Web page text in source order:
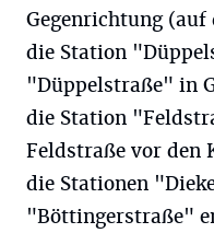
Gegenrichtung
die Station
"Düppelstraße" in
die Station
Feldstraße vor den
die Stationen
"Böttingerstraße"